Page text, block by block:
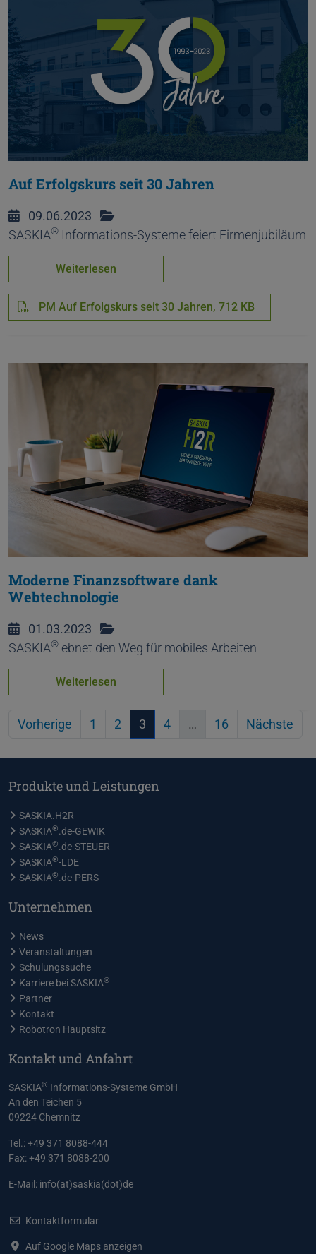
Auf Erfolgskurs seit 30 Jahren
09.06.2023
SASKIA® Informations-Systeme feiert Firmenjubiläum
Weiterlesen
PM Auf Erfolgskurs seit 30 Jahren, 712 KB
Moderne Finanzsoftware dank
Webtechnologie
01.03.2023
SASKIA® ebnet den Weg für mobiles Arbeiten
Weiterlesen
Vorherige 1 2 3 4 … 16 Nächste
Produkte und Leistungen
SASKIA.H2R
SASKIA®.de-GEWIK
SASKIA®.de-STEUER
SASKIA®-LDE
SASKIA®.de-PERS
Unternehmen
News
Veranstaltungen
Schulungssuche
Karriere bei SASKIA®
Partner
Kontakt
Robotron Hauptsitz
Kontakt und Anfahrt
SASKIA® Informations-Systeme GmbH
An den Teichen 5
09224 Chemnitz
Tel.: +49 371 8088-444
Fax: +49 371 8088-200
E-Mail: info(at)saskia(dot)de
Kontaktformular
Auf Google Maps anzeigen